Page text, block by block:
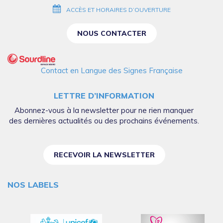
ACCÈS ET HORAIRES D’OUVERTURE
NOUS CONTACTER
Contact en Langue des Signes Française
LETTRE D’INFORMATION
Abonnez-vous à la newsletter pour ne rien manquer
des dernières actualités ou des prochains événements.
RECEVOIR LA NEWSLETTER
NOS LABELS